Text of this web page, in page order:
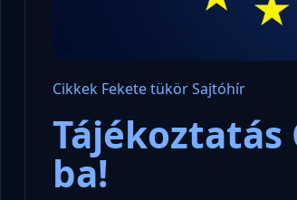
Cikkek Fekete tükör Sajtóhír
Tájékoztatás
ba!